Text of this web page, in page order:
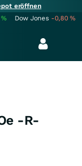
eröffnen
% Dow Jones -0,80%
-R-